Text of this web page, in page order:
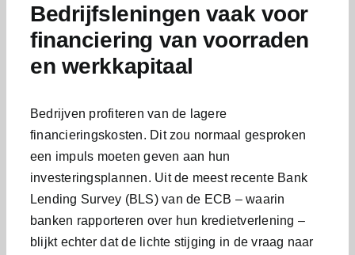
Bedrijfsleningen vaak voor
financiering van voorraden
en werkkapitaal
Bedrijven profiteren van de lagere
financieringskosten. Dit zou normaal gesproken
een impuls moeten geven aan hun
investeringsplannen. Uit de meest recente Bank
Lending Survey (BLS) van de ECB – waarin
banken rapporteren over hun kredietverlening –
blijkt echter dat de lichte stijging in de vraag naar